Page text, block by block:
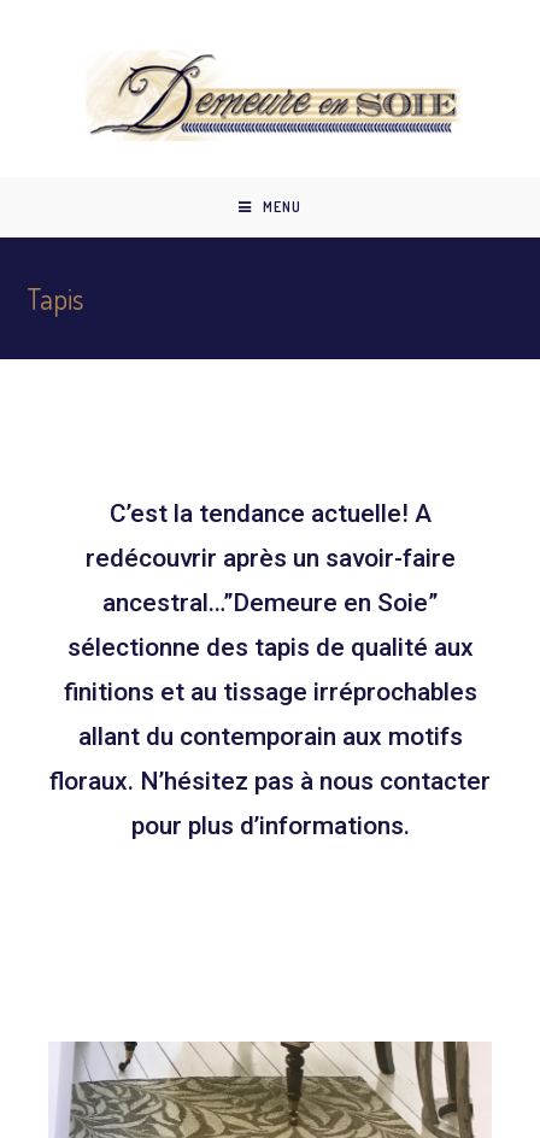
MENU
Tapis
C’est la tendance actuelle! A
redécouvrir après un savoir-faire
ancestral…”Demeure en Soie”
sélectionne des tapis de qualité aux
finitions et au tissage irréprochables
allant du contemporain aux motifs
floraux. N’hésitez pas à nous contacter
pour plus d’informations.